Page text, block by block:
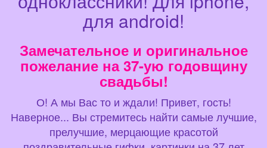
для android!
Замечательное и оригинальное
пожелание на 37-ую годовщину
свадьбы!
О! А мы Вас то и ждали! Привет, гость!
Наверное... Вы стремитесь найти самые лучшие,
прелучшие, мерцающие красотой